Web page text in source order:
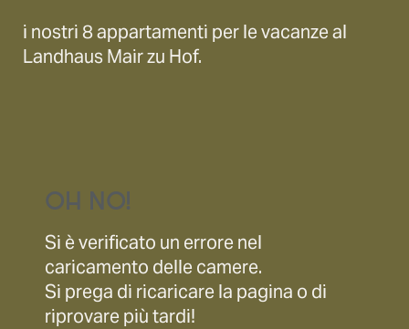
i nostri 8 appartamenti per le vacanze al
Landhaus Mair zu Hof.
OH NO!
Si è verificato un errore nel
caricamento delle camere.
Si prega di ricaricare la pagina o di
riprovare più tardi!